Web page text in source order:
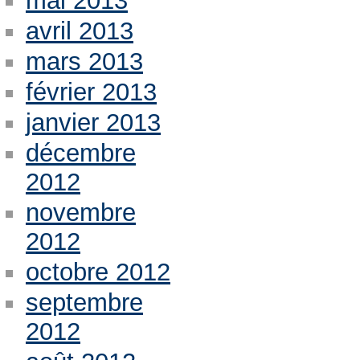
avril 2013
mars 2013
février 2013
janvier 2013
décembre
2012
novembre
2012
octobre 2012
septembre
2012